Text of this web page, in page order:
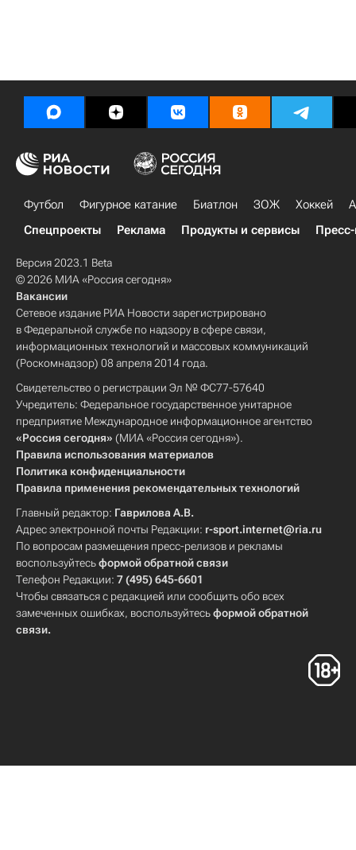
Футбол Фигурное катание Биатлон ЗОЖ Хоккей
Спецпроекты
Реклама Продукты и сервисы
Версия 2023.1 Beta
© 2026 МИА «Россия сегодня»
Вакансии
Сетевое издание РИА Новости зарегистрировано
в Федеральной службе по надзору в сфере связи,
информационных технологий и массовых коммуникаций
(Роскомнадзор) 08 апреля 2014 года.
Свидетельство о регистрации Эл № ФС77-57640
Учредитель: Федеральное государственное унитарное
предприятие Международное информационное агентство
«Россия сегодня» (МИА «Россия сегодня»).
Правила использования материалов
Политика конфиденциальности
Правила применения рекомендательных технологий
Главный редактор: Гаврилова А.В.
Адрес электронной почты Редакции: r-sport.internet@ria.ru
По вопросам размещения пресс-релизов и рекламы
воспользуйтесьформой обратной связи
Телефон Редакции: 7 (495) 645-6601
Чтобы связаться с редакцией или сообщить обо всех
замеченных ошибках, воспользуйтесьформой обратной
связи.